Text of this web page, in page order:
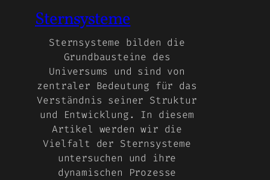
Sternsysteme
Sternsysteme bilden die
Grundbausteine des
Universums und sind von
zentraler Bedeutung für das
Verständnis seiner Struktur
und Entwicklung. In diesem
Artikel werden wir die
Vielfalt der Sternsysteme
untersuchen und ihre
dynamischen Prozesse